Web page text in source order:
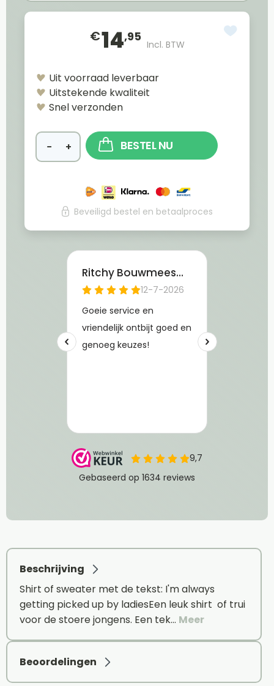
€14,95
Incl. BTW
Uit voorraad leverbaar
Uitstekende kwaliteit
Snel verzonden
− + BESTEL NU
Beveiligd bestel en betaalproces
Beschrijving
Shirt of sweater met de tekst: I'm always
getting picked up by ladiesEen leuk shirt of trui
voor de stoere jongens. Een tek… Meer
Beoordelingen